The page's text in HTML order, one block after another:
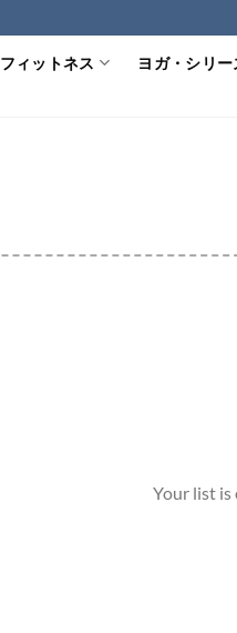
フィットネス ヨガ・シリー
Your list is